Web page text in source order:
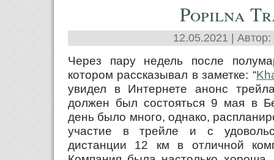
Popilna
12.05.2021 | Автор:
Через пару недель после
котором рассказывал в заметке: “
увидел в Интернете анонс
должен был состояться 9 мая в
день было много, однако,
участие в трейле и с
дистанции 12 км в отличной